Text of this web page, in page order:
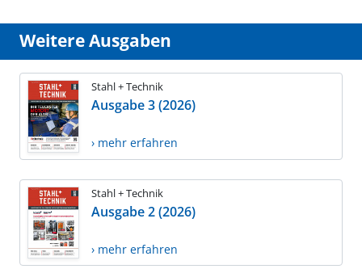
Weitere Ausgaben
Stahl + Technik
Ausgabe 3 (2026)
› mehr erfahren
Stahl + Technik
Ausgabe 2 (2026)
› mehr erfahren